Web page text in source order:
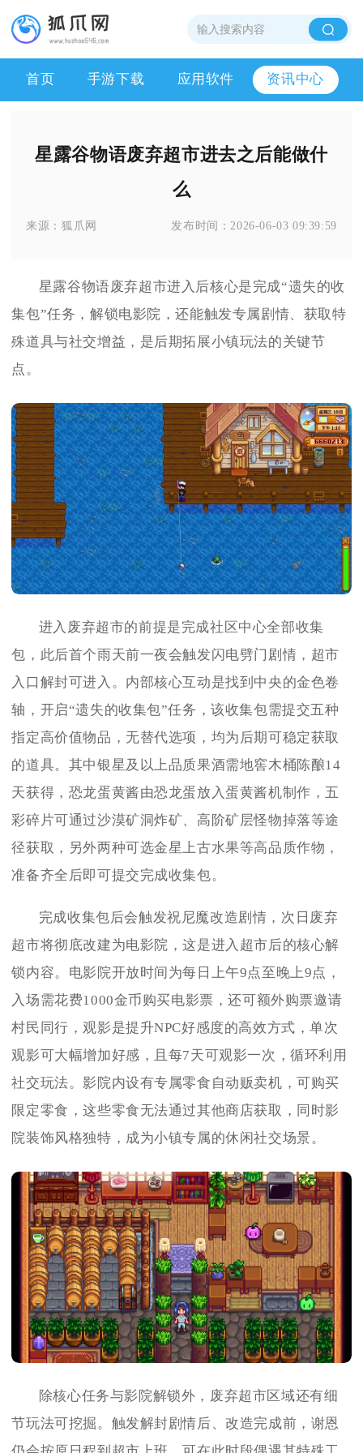
首页 手游下载 应用软件 资讯中心
星露谷物语废弃超市进去之后能做什
么
来源：狐爪网 发布时间：2026-06-03 09:39:59
星露谷物语废弃超市进入后核心是完成“遗失的收
集包”任务，解锁电影院，还能触发专属剧情、获取特
殊道具与社交增益，是后期拓展小镇玩法的关键节
点。
进入废弃超市的前提是完成社区中心全部收集
包，此后首个雨天前一夜会触发闪电劈门剧情，超市
入口解封可进入。内部核心互动是找到中央的金色卷
轴，开启“遗失的收集包”任务，该收集包需提交五种
指定高价值物品，无替代选项，均为后期可稳定获取
的道具。其中银星及以上品质果酒需地窖木桶陈酿14
天获得，恐龙蛋黄酱由恐龙蛋放入蛋黄酱机制作，五
彩碎片可通过沙漠矿洞炸矿、高阶矿层怪物掉落等途
径获取，另外两种可选金星上古水果等高品质作物，
准备齐全后即可提交完成收集包。
完成收集包后会触发祝尼魔改造剧情，次日废弃
超市将彻底改建为电影院，这是进入超市后的核心解
锁内容。电影院开放时间为每日上午9点至晚上9点，
入场需花费1000金币购买电影票，还可额外购票邀请
村民同行，观影是提升NPC好感度的高效方式，单次
观影可大幅增加好感，且每7天可观影一次，循环利用
社交玩法。影院内设有专属零食自动贩卖机，可购买
限定零食，这些零食无法通过其他商店获取，同时影
院装饰风格独特，成为小镇专属的休闲社交场景。
除核心任务与影院解锁外，废弃超市区域还有细
节玩法可挖掘。触发解封剧情后、改造完成前，谢恩